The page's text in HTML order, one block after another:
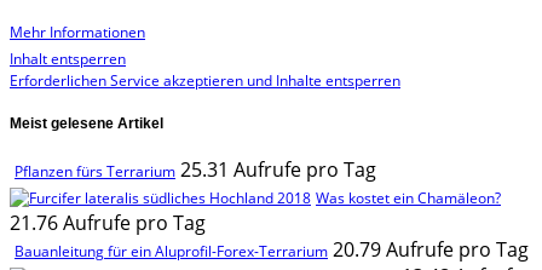
Mehr Informationen
Inhalt entsperren
Erforderlichen Service akzeptieren und Inhalte entsperren
Meist gelesene Artikel
Pflanzen fürs Terrarium 25.31 Aufrufe pro Tag
Was kostet ein Chamäleon?
21.76 Aufrufe pro Tag
Bauanleitung für ein Aluprofil-Forex-Terrarium 20.79 Aufrufe pro Tag